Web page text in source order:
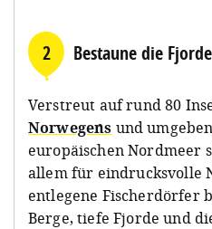
2 Bestaune die
Verstreut auf rund 80
Norwegens und
europäischen Nordmeer
allem für eindrucksvolle
entlegene Fischerdörfer
Berge, tiefe Fjorde und